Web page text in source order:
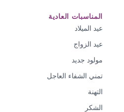
المناسبات العادية
عيد الميلاد
عيد الزواج
مولود جديد
تمني الشفاء العاجل
التهنة
الشكر